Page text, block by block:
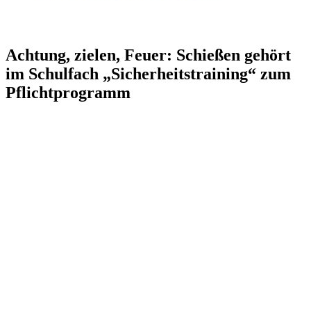
Achtung, zielen, Feuer: Schießen gehört
im Schulfach „Sicherheitstraining“ zum
Pflichtprogramm